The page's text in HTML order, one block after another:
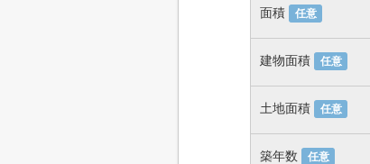
面積 任意
建物面積 任意
土地面積 任意
築年数 任意